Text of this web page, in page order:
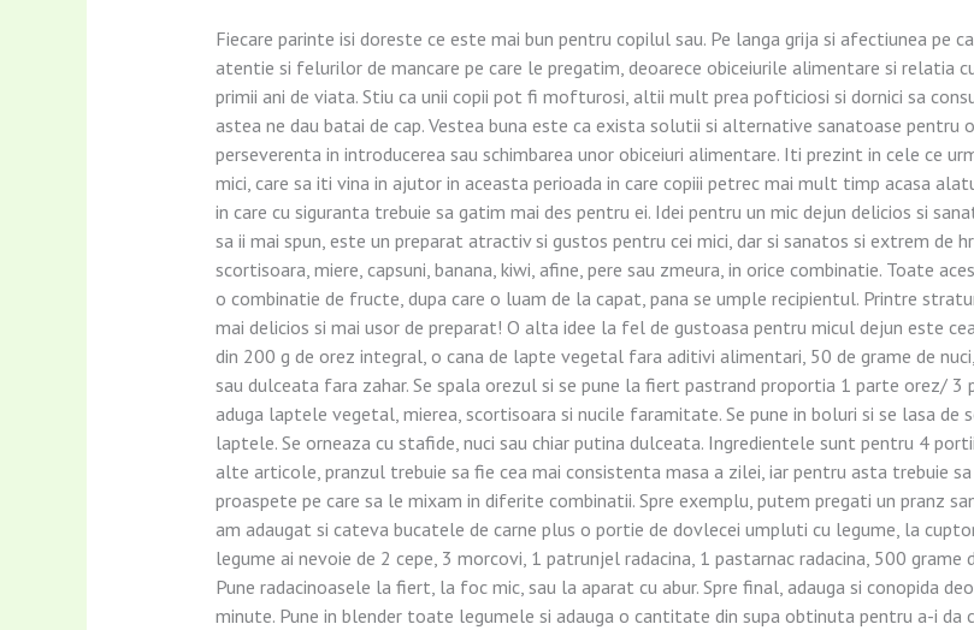
Fiecare parinte isi doreste ce este mai bun pentru copilul sau. Pe langa grija si afectiunea
atentie si felurilor de mancare pe care le pregatim, deoarece obiceiurile alimentare si relatia
primii ani de viata. Stiu ca unii copii pot fi mofturosi, altii mult prea pofticiosi si dornici sa
astea ne dau batai de cap. Vestea buna este ca exista solutii si alternative sanatoase pentru
perseverenta in introducerea sau schimbarea unor obiceiuri alimentare. Iti prezint in cele ce
mici, care sa iti vina in ajutor in aceasta perioada in care copiii petrec mai mult timp acasa
in care cu siguranta trebuie sa gatim mai des pentru ei. Idei pentru un mic dejun delicios si
sa ii mai spun, este un preparat atractiv si gustos pentru cei mici, dar si sanatos si extrem de
scortisoara, miere, capsuni, banana, kiwi, afine, pere sau zmeura, in orice combinatie. Toate
o combinatie de fructe, dupa care o luam de la capat, pana se umple recipientul. Printre
mai delicios si mai usor de preparat! O alta idee la fel de gustoasa pentru micul dejun este
din 200 g de orez integral, o cana de lapte vegetal fara aditivi alimentari, 50 de grame de
sau dulceata fara zahar. Se spala orezul si se pune la fiert pastrand proportia 1 parte orez/ 3
aduga laptele vegetal, mierea, scortisoara si nucile faramitate. Se pune in boluri si se lasa de
laptele. Se orneaza cu stafide, nuci sau chiar putina dulceata. Ingredientele sunt pentru 4
alte articole, pranzul trebuie sa fie cea mai consistenta masa a zilei, iar pentru asta trebuie
proaspete pe care sa le mixam in diferite combinatii. Spre exemplu, putem pregati un pranz
am adaugat si cateva bucatele de carne plus o portie de dovlecei umpluti cu legume, la
legume ai nevoie de 2 cepe, 3 morcovi, 1 patrunjel radacina, 1 pastarnac radacina, 500 grame
Pune radacinoasele la fiert, la foc mic, sau la aparat cu abur. Spre final, adauga si conopida
minute. Pune in blender toate legumele si adauga o cantitate din supa obtinuta pentru a-i da